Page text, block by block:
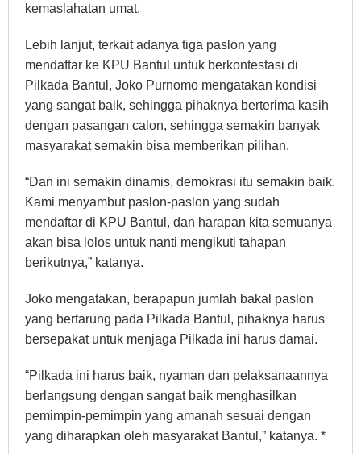
kemaslahatan umat.
Lebih lanjut, terkait adanya tiga paslon yang
mendaftar ke KPU Bantul untuk berkontestasi di
Pilkada Bantul, Joko Purnomo mengatakan kondisi
yang sangat baik, sehingga pihaknya berterima kasih
dengan pasangan calon, sehingga semakin banyak
masyarakat semakin bisa memberikan pilihan.
“Dan ini semakin dinamis, demokrasi itu semakin baik.
Kami menyambut paslon-paslon yang sudah
mendaftar di KPU Bantul, dan harapan kita semuanya
akan bisa lolos untuk nanti mengikuti tahapan
berikutnya,” katanya.
Joko mengatakan, berapapun jumlah bakal paslon
yang bertarung pada Pilkada Bantul, pihaknya harus
bersepakat untuk menjaga Pilkada ini harus damai.
“Pilkada ini harus baik, nyaman dan pelaksanaannya
berlangsung dengan sangat baik menghasilkan
pemimpin-pemimpin yang amanah sesuai dengan
yang diharapkan oleh masyarakat Bantul,” katanya. *